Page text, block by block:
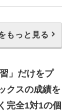
もっと見る
」だけをプ
クスの成績を
完全1対1の個